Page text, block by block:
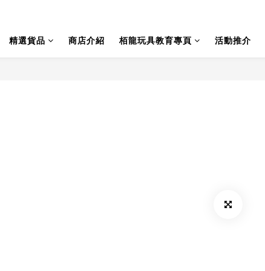
精選貨品 商店介紹 栢龍玩具教育專頁 活動推介